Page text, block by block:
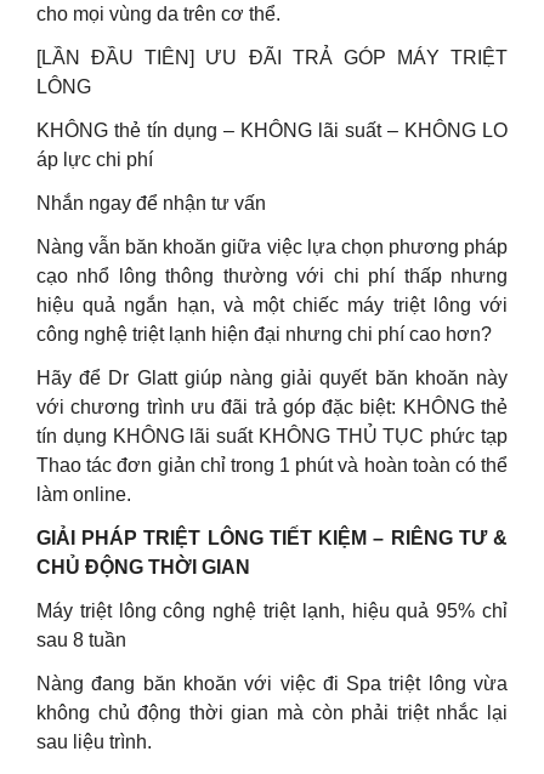
cho mọi vùng da trên cơ thể.
[LẦN ĐẦU TIÊN] ƯU ĐÃI TRẢ GÓP MÁY TRIỆT
LÔNG
KHÔNG thẻ tín dụng – KHÔNG lãi suất – KHÔNG LO
áp lực chi phí
Nhắn ngay để nhận tư vấn
Nàng vẫn băn khoăn giữa việc lựa chọn phương pháp
cạo nhổ lông thông thường với chi phí thấp nhưng
hiệu quả ngắn hạn, và một chiếc máy triệt lông với
công nghệ triệt lạnh hiện đại nhưng chi phí cao hơn?
Hãy để Dr Glatt giúp nàng giải quyết băn khoăn này
với chương trình ưu đãi trả góp đặc biệt: KHÔNG thẻ
tín dụng KHÔNG lãi suất KHÔNG THỦ TỤC phức tạp
Thao tác đơn giản chỉ trong 1 phút và hoàn toàn có thể
làm online.
GIẢI PHÁP TRIỆT LÔNG TIẾT KIỆM – RIÊNG TƯ &
CHỦ ĐỘNG THỜI GIAN
Máy triệt lông công nghệ triệt lạnh, hiệu quả 95% chỉ
sau 8 tuần
Nàng đang băn khoăn với việc đi Spa triệt lông vừa
không chủ động thời gian mà còn phải triệt nhắc lại
sau liệu trình.